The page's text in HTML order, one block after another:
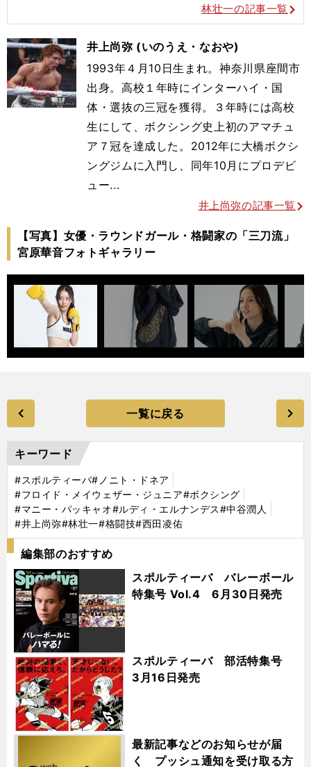
林壮一の記事一覧
井上尚弥 (いのうえ・なおや)
1993年４月10日生まれ。神奈川県座間市
出身。高校１年時にインターハイ・国
体・選抜の三冠を獲得。３年時には高校
生にして、ボクシング史上初のアマチュ
ア７冠を達成した。2012年に大橋ボクシ
ングジムに入門し、同年10月にプロデビ
ュー...
井上尚弥の記事一覧
【写真】女優・ラウンドガール・格闘家の「三刀流」
宮原華音フォトギャラリー
一覧に戻る
キーワード
#スポルティーバ#ノニト・ドネア
#フロイド・メイウェザー・ジュニア#ボクシング
#マニー・パッキャオ#ルディ・エルナンデス#中谷潤人
#井上尚弥#林壮一#格闘技#西田凌佑
編集部のおすすめ
スポルティーバ バレーボール
特集号 Vol.4 6月30日発売
スポルティーバ 部活特集号
3月16日発売
最新記事などのお知らせが届
く プッシュ通知を受け取る方